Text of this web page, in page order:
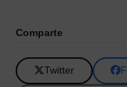
Comparte
Twitter